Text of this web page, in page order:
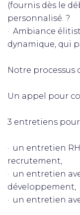
(fournis dès le
personnalisé. ?
· Ambiance
dynamique, qui
Notre processus
Un appel pour
3 entretiens pour
· un entretien
recrutement,
· un entretien
développement,
· un entretien